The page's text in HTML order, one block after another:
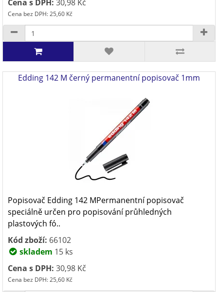
Cena s DPH: 30,98 Kč
Cena bez DPH: 25,60 Kč
Edding 142 M černý permanentní popisovač 1mm
Popisovač Edding 142 MPermanentní popisovač
speciálně určen pro popisování průhledných
plastových fó..
Kód zboží: 66102
skladem 15 ks
Cena s DPH: 30,98 Kč
Cena bez DPH: 25,60 Kč